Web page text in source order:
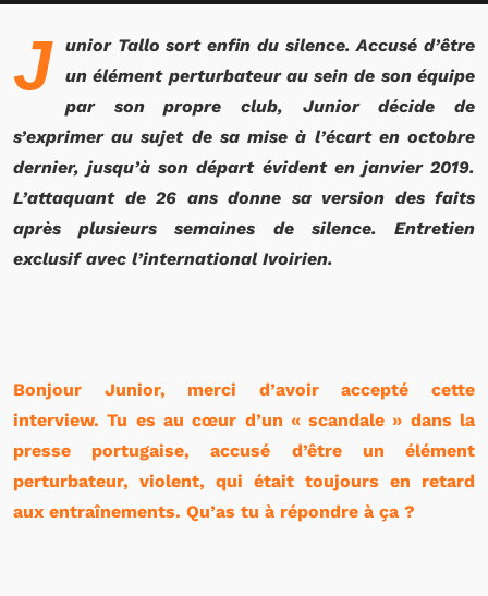
J
unior Tallo sort enfin du silence. Accusé d’être
un élément perturbateur au sein de son équipe
par son propre club, Junior décide de
s’exprimer au sujet de sa mise à l’écart en octobre
dernier, jusqu’à son départ évident en janvier 2019.
L’attaquant de 26 ans donne sa version des faits
après plusieurs semaines de silence. Entretien
exclusif avec l’international Ivoirien.
Bonjour Junior, merci d’avoir accepté cette
interview. Tu es au cœur d’un « scandale » dans la
presse portugaise, accusé d’être un élément
perturbateur, violent, qui était toujours en retard
aux entraînements. Qu’as tu à répondre à ça ?